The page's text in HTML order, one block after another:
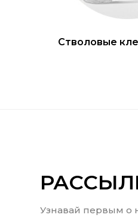
Стволовые
Узнавай первым о